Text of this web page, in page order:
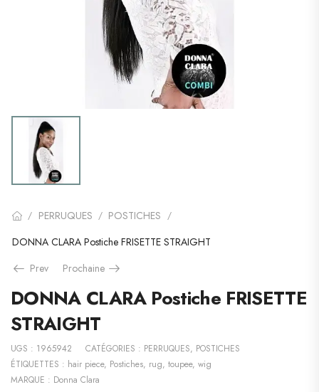
/ PERRUQUES / POSTICHES /
DONNA CLARA Postiche FRISETTE STRAIGHT
Prev
Prochaine
DONNA CLARA Postiche FRISETTE
STRAIGHT
UGS : 1965942 CATÉGORIES : PERRUQUES, POSTICHES
ÉTIQUETTES : hair piece, Postiches, rug, toupee, wig
MARQUE : Donna Clara